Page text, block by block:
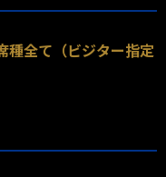
種全て（ビジター指定